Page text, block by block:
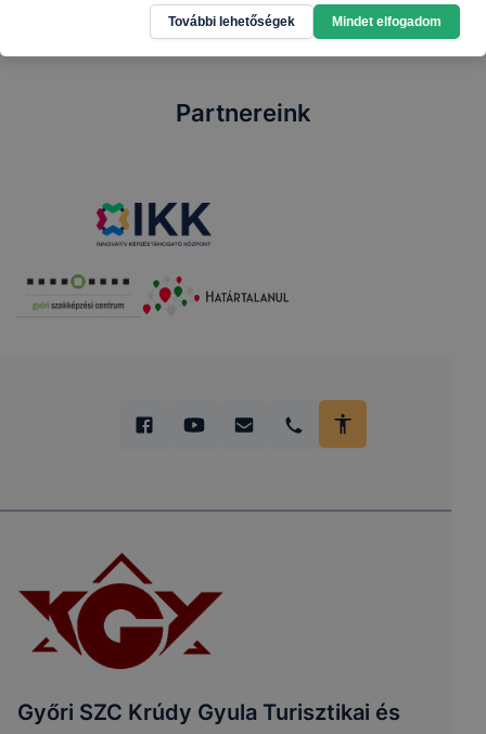
Partnereink
Győri SZC Krúdy Gyula Turisztikai és
További lehetőségek Mindet elfogadom